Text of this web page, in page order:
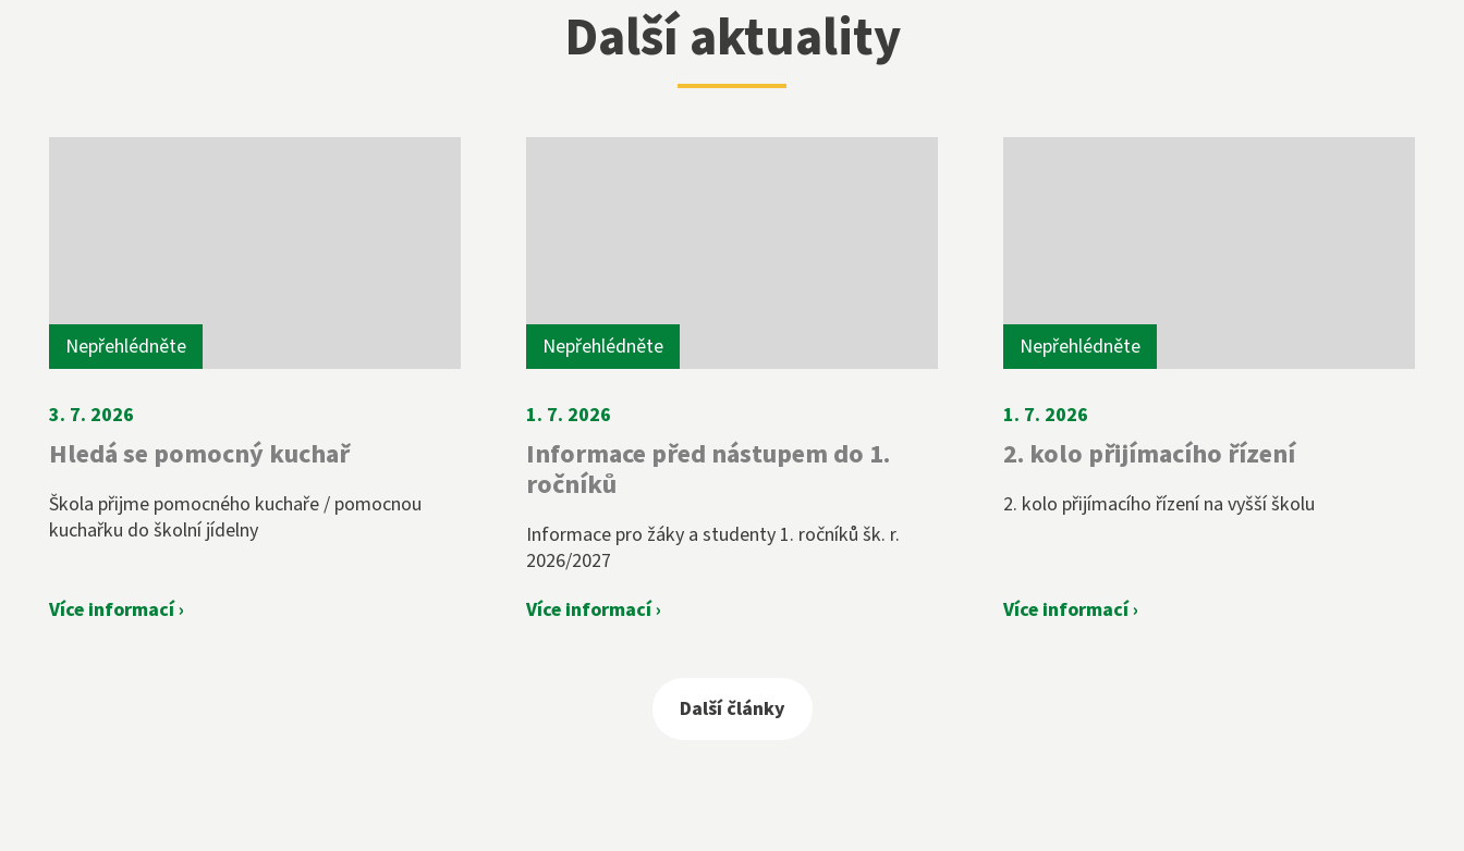
Další aktuality
Nepřehlédněte
3. 7. 2026
Hledá se pomocný kuchař
Škola přijme pomocného kuchaře / pomocnou
kuchařku do školní jídelny
Více informací ›
Nepřehlédněte
1. 7. 2026
Informace před nástupem do 1.
ročníků
Informace pro žáky a studenty 1. ročníků šk. r.
2026/2027
Více informací ›
Nepřehlédněte
1. 7. 2026
2. kolo přijímacího řízení
2. kolo přijímacího řízení na vyšší školu
Více informací ›
Další články